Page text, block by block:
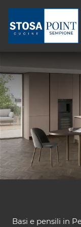
Basi e pensili in